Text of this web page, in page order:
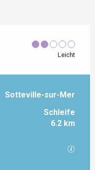
Leicht
Sotteville-sur-Mer
Schleife
6.2 km
Mit